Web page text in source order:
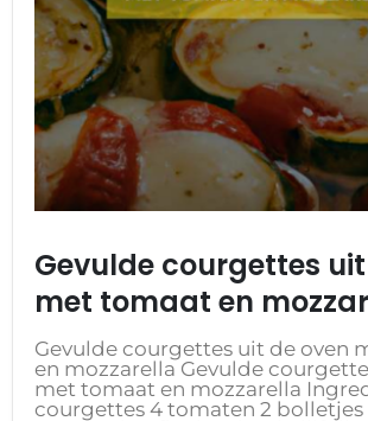
Gevulde courgettes
met tomaat en
Gevulde courgettes uit de oven
en mozzarella Gevulde
met tomaat en mozzarella
courgettes 4 tomaten 2 bolletjes